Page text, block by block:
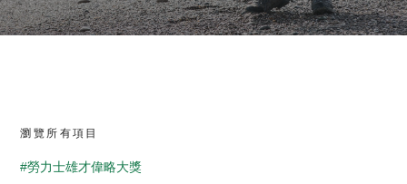
瀏覽所有項目
#勞力士雄才偉略大獎